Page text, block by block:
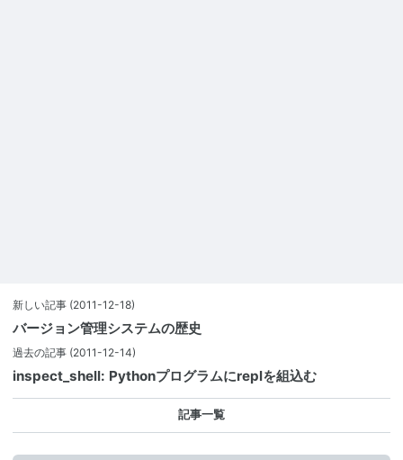
新しい記事 (2011-12-18)
バージョン管理システムの歴史
過去の記事 (2011-12-14)
inspect_shell: Pythonプログラムにreplを組込む
記事一覧